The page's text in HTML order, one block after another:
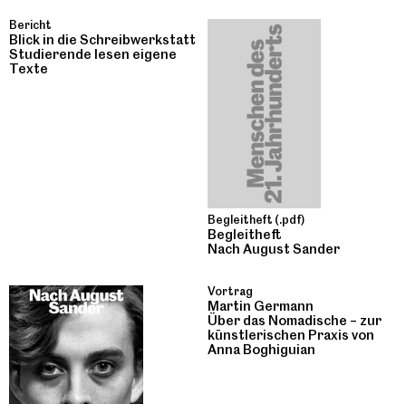
Bericht
Blick in die Schreibwerkstatt
Studierende lesen eigene
Texte
Begleitheft (.pdf)
Begleitheft
Nach August Sander
Vortrag
Martin Germann
Über das Nomadische – zur
künstlerischen Praxis von
Anna Boghiguian